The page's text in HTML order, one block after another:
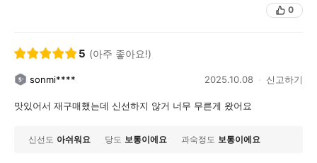
0
5 (아주 좋아요!)
sonmi**** 2025.10.08 신고하기
맛있어서 재구매했는데 신선하지 않거 너무 무른게 왔어요
신선도 아쉬워요 당도 보통이에요 과숙정도 보통이에요